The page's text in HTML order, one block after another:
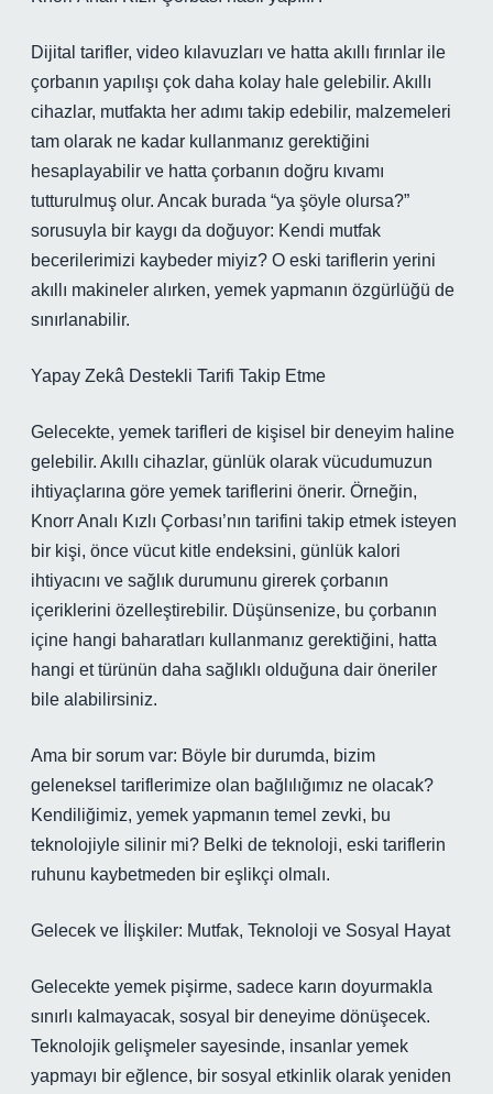
Dijital tarifler, video kılavuzları ve hatta akıllı fırınlar ile
çorbanın yapılışı çok daha kolay hale gelebilir. Akıllı
cihazlar, mutfakta her adımı takip edebilir, malzemeleri
tam olarak ne kadar kullanmanız gerektiğini
hesaplayabilir ve hatta çorbanın doğru kıvamı
tutturulmuş olur. Ancak burada “ya şöyle olursa?”
sorusuyla bir kaygı da doğuyor: Kendi mutfak
becerilerimizi kaybeder miyiz? O eski tariflerin yerini
akıllı makineler alırken, yemek yapmanın özgürlüğü de
sınırlanabilir.
Yapay Zekâ Destekli Tarifi Takip Etme
Gelecekte, yemek tarifleri de kişisel bir deneyim haline
gelebilir. Akıllı cihazlar, günlük olarak vücudumuzun
ihtiyaçlarına göre yemek tariflerini önerir. Örneğin,
Knorr Analı Kızlı Çorbası’nın tarifini takip etmek isteyen
bir kişi, önce vücut kitle endeksini, günlük kalori
ihtiyacını ve sağlık durumunu girerek çorbanın
içeriklerini özelleştirebilir. Düşünsenize, bu çorbanın
içine hangi baharatları kullanmanız gerektiğini, hatta
hangi et türünün daha sağlıklı olduğuna dair öneriler
bile alabilirsiniz.
Ama bir sorum var: Böyle bir durumda, bizim
geleneksel tariflerimize olan bağlılığımız ne olacak?
Kendiliğimiz, yemek yapmanın temel zevki, bu
teknolojiyle silinir mi? Belki de teknoloji, eski tariflerin
ruhunu kaybetmeden bir eşlikçi olmalı.
Gelecek ve İlişkiler: Mutfak, Teknoloji ve Sosyal Hayat
Gelecekte yemek pişirme, sadece karın doyurmakla
sınırlı kalmayacak, sosyal bir deneyime dönüşecek.
Teknolojik gelişmeler sayesinde, insanlar yemek
yapmayı bir eğlence, bir sosyal etkinlik olarak yeniden